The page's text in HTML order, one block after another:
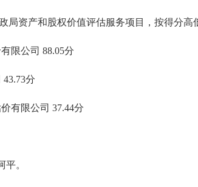
资产和股权价值评估服务项目，按得分高
限公司 88.05分
分
有限公司 37.44分
。